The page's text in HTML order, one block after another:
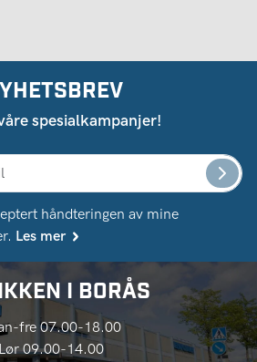
spesialkampanjer!
håndteringen av mine
Les mer
I BORÅS
fre 07.00-18.00
09.00-14.00